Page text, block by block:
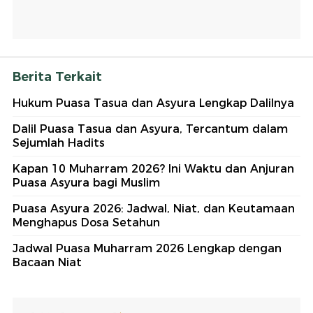
Berita Terkait
Hukum Puasa Tasua dan Asyura Lengkap Dalilnya
Dalil Puasa Tasua dan Asyura, Tercantum dalam
Sejumlah Hadits
Kapan 10 Muharram 2026? Ini Waktu dan Anjuran
Puasa Asyura bagi Muslim
Puasa Asyura 2026: Jadwal, Niat, dan Keutamaan
Menghapus Dosa Setahun
Jadwal Puasa Muharram 2026 Lengkap dengan
Bacaan Niat